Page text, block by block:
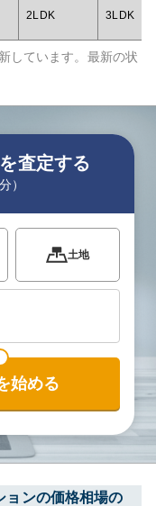
2LDK 3LDK
しています。最新の状
査定する
）
土地
始める
ョンの価格相場の